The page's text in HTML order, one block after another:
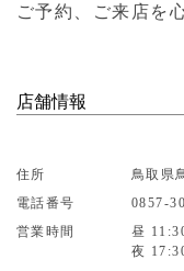
ご予約、ご来店を
店舗情報
住所
鳥取県
電話番号
0857-
営業時間
昼
夜